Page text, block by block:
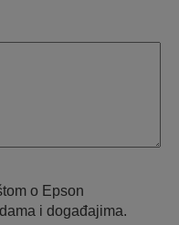
o Epson
i događajima.